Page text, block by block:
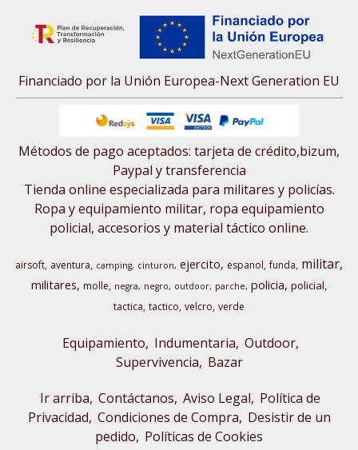
Financiado por la Unión Europea-Next Generation EU
Métodos de pago aceptados: tarjeta de crédito,bizum,
Paypal y transferencia
Tienda online especializada para militares y policías.
Ropa y equipamiento militar, ropa equipamiento
policial, accesorios y material táctico online.
airsoft aventura camping cinturon ejercito espanol funda militar
militares molle negra negro outdoor parche policia policial
tactica tactico velcro verde
Equipamiento Indumentaria Outdoor,
Supervivencia Bazar
Ir arriba Contáctanos Aviso Legal Política de
Privacidad Condiciones de Compra Desistir de un
pedido Políticas de Cookies